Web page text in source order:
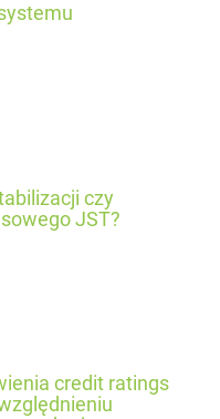
czy
JST?
credit ratings